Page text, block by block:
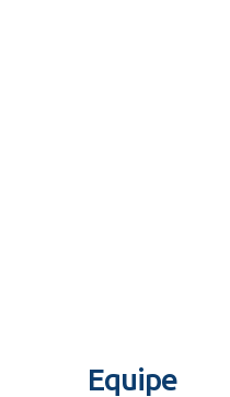
Equipe